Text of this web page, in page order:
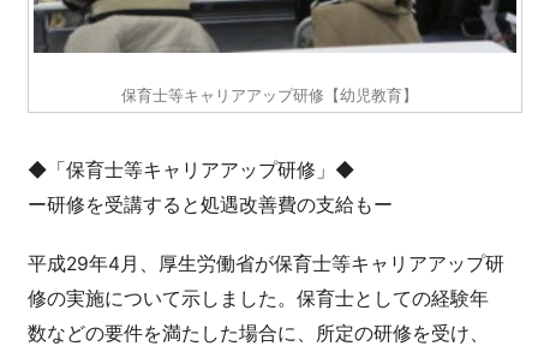
保育士等キャリアアップ研修【幼児教育】
◆「保育士等キャリアアップ研修」◆
ー研修を受講すると処遇改善費の支給もー
平成29年4月、厚生労働省が保育士等キャリアアップ研
修の実施について示しました。 保育士としての経験年
数などの要件を満たした場合に、所定の研修を受け、